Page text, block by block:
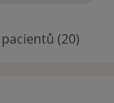
(20)